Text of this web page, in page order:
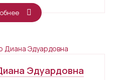
Эдуардовна